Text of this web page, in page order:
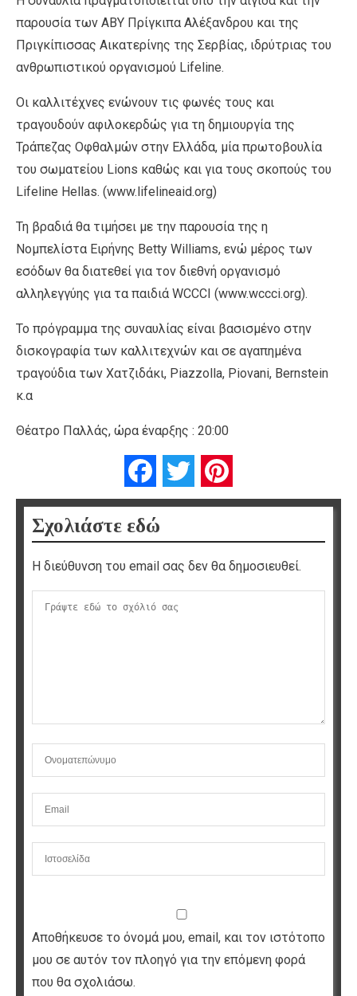
παρουσία των ΑΒΥ Πρίγκιπα Αλέξανδρου και της
Πριγκίπισσας Αικατερίνης της Σερβίας, ιδρύτριας του
ανθρωπιστικού οργανισμού Lifeline.
Οι καλλιτέχνες ενώνουν τις φωνές τους και
τραγουδούν αφιλοκερδώς για τη δημιουργία της
Τράπεζας Οφθαλμών στην Ελλάδα, μία πρωτοβουλία
του σωματείου Lions καθώς και για τους σκοπούς του
Lifeline Hellas. (www.lifelineaid.org)
Τη βραδιά θα τιμήσει με την παρουσία της η
Νομπελίστα Ειρήνης Betty Williams, ενώ μέρος των
εσόδων θα διατεθεί για τον διεθνή οργανισμό
αλληλεγγύης για τα παιδιά WCCCI (www.wccci.org).
Το πρόγραμμα της συναυλίας είναι βασισμένο στην
δισκογραφία των καλλιτεχνών και σε αγαπημένα
τραγούδια των Χατζιδάκι, Piazzolla, Piovani, Bernstein
κ.α
Θέατρο Παλλάς, ώρα έναρξης : 20:00
FacebookTwitter
Σχολιάστε εδώ
Η διεύθυνση του email σας δεν θα δημοσιευθεί.
Αποθήκευσε το όνομά μου, email, και τον ιστότοπο
μου σε αυτόν τον πλοηγό για την επόμενη φορά
που θα σχολιάσω.